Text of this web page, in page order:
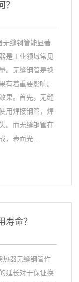
？
无缝钢管能显著
是工业领域常见
。无缝钢管是换
有着重要影响。
果。首先，无缝
用焊接钢管，焊
。而无缝钢管在
，表面光...
寿命？
热器无缝钢管作
延长对于保证换